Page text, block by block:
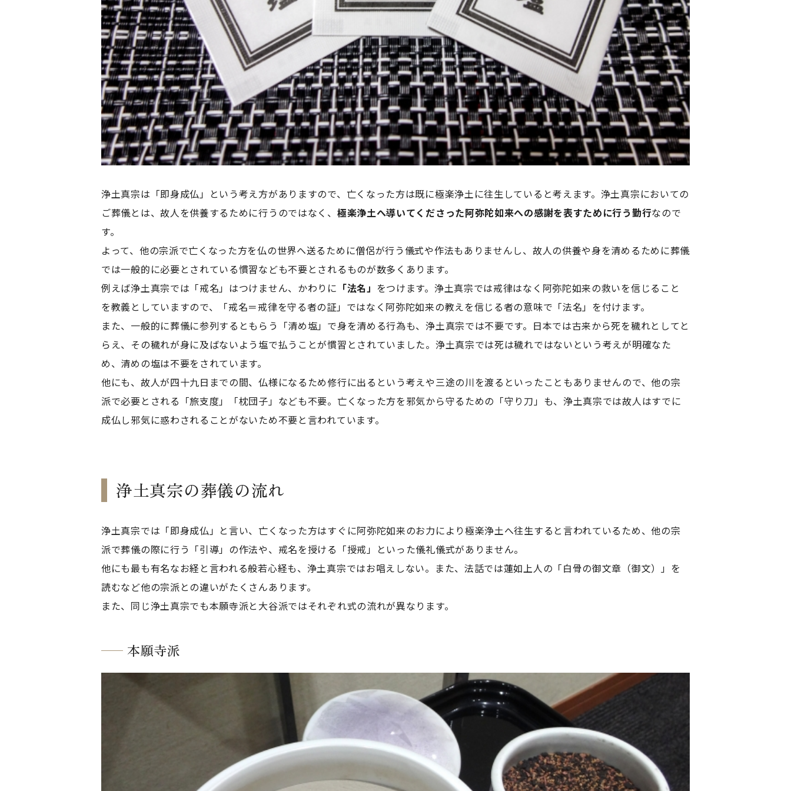
浄土真宗は「即身成仏」という考え方がありますので、亡くなった方は既に極楽浄土に往生していると考えます。浄土真宗においての
ご葬儀とは、故人を供養するために行うのではなく、 極楽浄土へ導いてくださった阿弥陀如来への感謝を表すために行う勤行なので
す。
よって、他の宗派で亡くなった方を仏の世界へ送るために僧侶が行う儀式や作法もありませんし、故人の供養や身を清めるために葬儀
では一般的に必要とされている慣習なども不要とされるものが数多くあります。
例えば浄土真宗では「戒名」はつけません、かわりに 「法名」 をつけます。浄土真宗では戒律はなく阿弥陀如来の救いを信じること
を教義としていますので、「戒名＝戒律を守る者の証」ではなく阿弥陀如来の教えを信じる者の意味で「法名」を付けます。
また、一般的に葬儀に参列するともらう「清め塩」で身を清める行為も、浄土真宗では不要です。日本では古来から死を穢れとしてと
らえ、その穢れが身に及ばないよう塩で払うことが慣習とされていました。浄土真宗では死は穢れではないという考えが明確なた
め、清めの塩は不要をされています。
他にも、故人が四十九日までの間、仏様になるため修行に出るという考えや三途の川を渡るといったこともありませんので、他の宗
派で必要とされる「旅支度」「枕団子」なども不要。亡くなった方を邪気から守るための「守り刀」も、浄土真宗では故人はすでに
成仏し邪気に惑わされることがないため不要と言われています。
浄土真宗の葬儀の流れ
浄土真宗では「即身成仏」と言い、亡くなった方はすぐに阿弥陀如来のお力により極楽浄土へ往生すると言われているため、他の宗
派で葬儀の際に行う「引導」の作法や、戒名を授ける「授戒」といった儀礼儀式がありません。
他にも最も有名なお経と言われる般若心経も、浄土真宗ではお唱えしない。また、法話では蓮如上人の「白骨の御文章（御文）」を
読むなど他の宗派との違いがたくさんあります。
また、同じ浄土真宗でも本願寺派と大谷派ではそれぞれ式の流れが異なります。
本願寺派